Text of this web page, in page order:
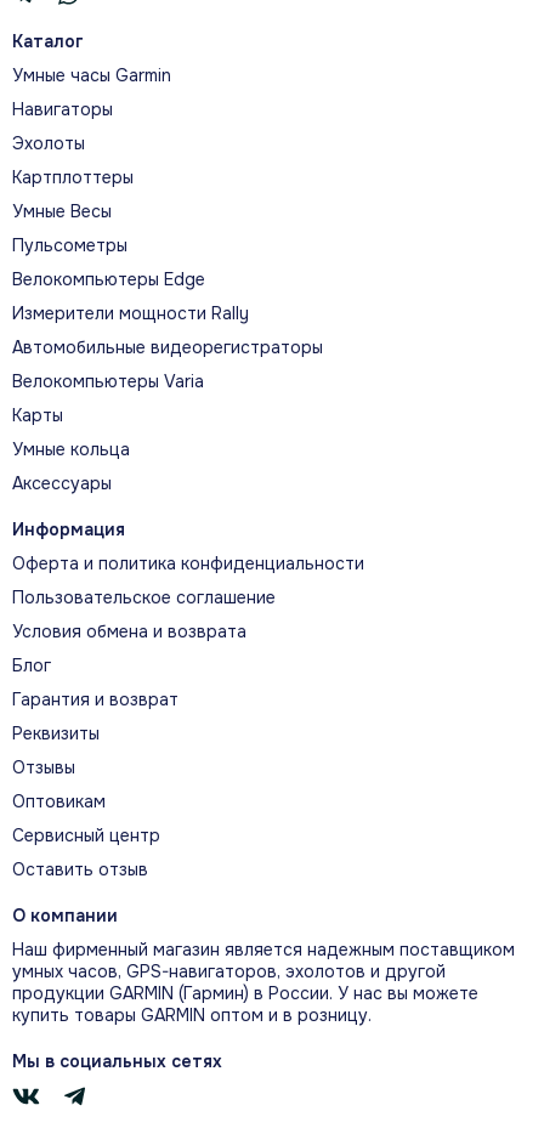
уведомления со смартфона и совместимые
датчики. Альтиметр показывает профиль
высоты, а электронный компас —
направление даже без движения.
КЛЮЧЕВЫЕ СЦЕНАРИИ
Главное в реальной
эксплуатации
Четырехспиральная антенна и
высокочувствительный мульти-GNSS-
приемник используют GPS, ГЛОНАСС и
Galileo, помогая сохранять
позиционирование в сложных условиях.
Каталог
Умные часы Garmin
Навигаторы
Эхолоты
Картплоттеры
Умные Весы
Пульсометры
Велокомпьютеры Edge
Измерители мощности Rally
Автомобильные видеорегистраторы
Велокомпьютеры Varia
Карты
Умные кольца
Аксессуары
Информация
Оферта и политика конфиденциальности
Пользовательское соглашение
Условия обмена и возврата
Блог
Гарантия и возврат
Реквизиты
Отзывы
Оптовикам
Сервисный центр
Оставить отзыв
О компании
Наш фирменный магазин является надежным поставщиком
умных часов, GPS-навигаторов, эхолотов и другой
продукции GARMIN (Гармин) в России. У нас вы можете
купить товары GARMIN оптом и в розницу.
Мы в социальных сетях